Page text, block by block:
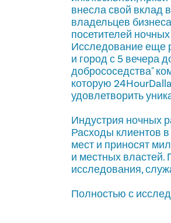
внесла свой вклад
владельцев
посетителей
Исследование еще
и город с 5 вечера
добрососедства"
которую
удовлетворить
Индустрия ночных
Расходы клиентов
мест и приносят
и местных
исследования,
Полностью с